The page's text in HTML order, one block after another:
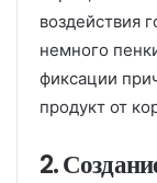
воздействия
немного
фиксации
продукт от
2.